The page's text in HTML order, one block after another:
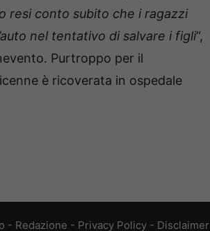
resi conto subito che i ragazzi
nel tentativo di salvare i figli“,
Purtroppo per il
è ricoverata in ospedale
- Redazione - Privacy Policy - Disclaimer